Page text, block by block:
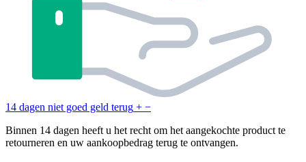
14 dagen niet goed geld terug + −
Binnen 14 dagen heeft u het recht om het aangekochte product te
retourneren en uw aankoopbedrag terug te ontvangen.